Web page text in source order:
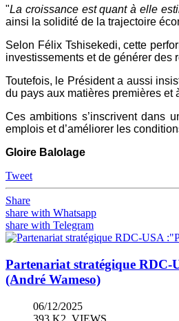
"La croissance est quant à elle
ainsi la solidité de la trajectoire
Selon Félix Tshisekedi, cette
investissements et de générer des
Toutefois, le Président a aussi
du pays aux matières premières
Ces ambitions s’inscrivent dans
emplois et d’améliorer les
Gloire Balolage
Tweet
Share
share with Whatsapp
share with Telegram
Partenariat stratégique RDC-
(André Wameso)
06/12/2025
393 K2_VIEWS